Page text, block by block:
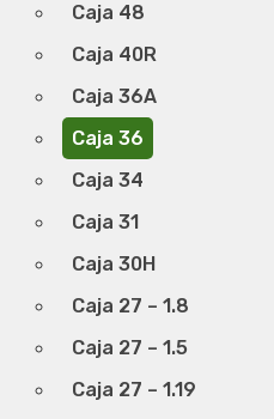
Caja 48
Caja 40R
Caja 36A
Caja 36
Caja 34
Caja 31
Caja 30H
Caja 27 – 1.8
Caja 27 – 1.5
Caja 27 – 1.19